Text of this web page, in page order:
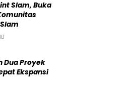
Slam, Buka
Dua Proyek
Ekspansi